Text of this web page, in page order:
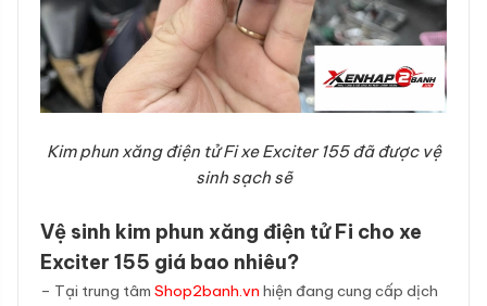
Kim phun xăng điện tử Fi xe Exciter 155 đã được vệ
sinh sạch sẽ
Vệ sinh kim phun xăng điện tử Fi cho xe
Exciter 155 giá bao nhiêu?
– Tại trung tâm Shop2banh.vn hiện đang cung cấp dịch